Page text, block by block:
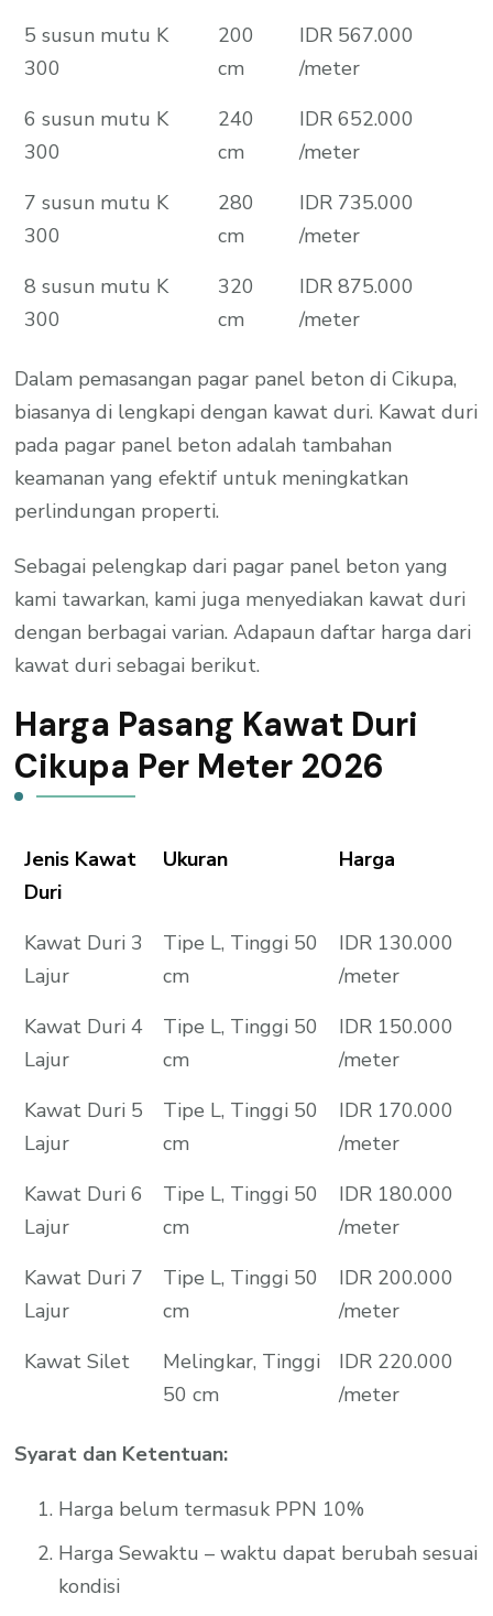
5 susun mutu K
300
200
cm
IDR 567.000
/meter
6 susun mutu K
300
240
cm
IDR 652.000
/meter
7 susun mutu K
300
280
cm
IDR 735.000
/meter
8 susun mutu K
300
320
cm
IDR 875.000
/meter
Dalam pemasangan pagar panel beton di Cikupa,
biasanya di lengkapi dengan kawat duri. Kawat duri
pada pagar panel beton adalah tambahan
keamanan yang efektif untuk meningkatkan
perlindungan properti.
Sebagai pelengkap dari pagar panel beton yang
kami tawarkan, kami juga menyediakan kawat duri
dengan berbagai varian. Adapaun daftar harga dari
kawat duri sebagai berikut.
Harga Pasang Kawat Duri
Cikupa Per Meter 2026
Jenis Kawat
Duri
Ukuran Harga
Kawat Duri 3
Lajur
Tipe L, Tinggi 50
cm
IDR 130.000
/meter
Kawat Duri 4
Lajur
Tipe L, Tinggi 50
cm
IDR 150.000
/meter
Kawat Duri 5
Lajur
Tipe L, Tinggi 50
cm
IDR 170.000
/meter
Kawat Duri 6
Lajur
Tipe L, Tinggi 50
cm
IDR 180.000
/meter
Kawat Duri 7
Lajur
Tipe L, Tinggi 50
cm
IDR 200.000
/meter
Kawat Silet
Melingkar, Tinggi
50 cm
IDR 220.000
/meter
Syarat dan Ketentuan:
Harga belum termasuk PPN 10%
Harga Sewaktu – waktu dapat berubah sesuai
kondisi